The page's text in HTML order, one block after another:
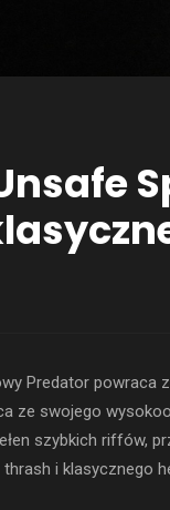
Predator powraca
ze swojego
szybkich riffów,
i klasycznego